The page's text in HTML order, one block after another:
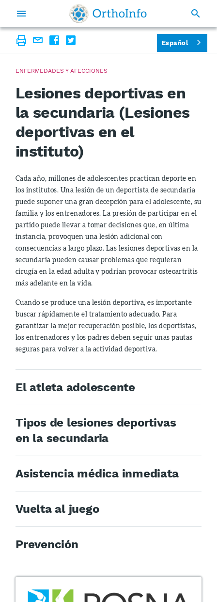
ENFERMEDADES Y AFECCIONES
Lesiones deportivas en
la secundaria (Lesiones
deportivas en el
instituto)
Cada año, millones de adolescentes practican deporte en
los institutos. Una lesión de un deportista de secundaria
puede suponer una gran decepción para el adolescente, su
familia y los entrenadores. La presión de participar en el
partido puede llevar a tomar decisiones que, en última
instancia, provoquen una lesión adicional con
consecuencias a largo plazo. Las lesiones deportivas en la
secundaria pueden causar problemas que requieran
cirugía en la edad adulta y podrían provocar osteoartritis
más adelante en la vida.
Cuando se produce una lesión deportiva, es importante
buscar rápidamente el tratamiento adecuado. Para
garantizar la mejor recuperación posible, los deportistas,
los entrenadores y los padres deben seguir unas pautas
seguras para volver a la actividad deportiva.
El atleta adolescente
Tipos de lesiones deportivas
en la secundaria
Asistencia médica inmediata
Vuelta al juego
Prevención
Español